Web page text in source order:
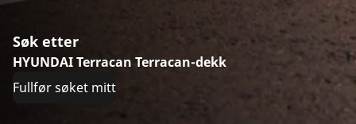
Søk etter
HYUNDAI Terracan Terracan-dekk
Fullfør søket mitt